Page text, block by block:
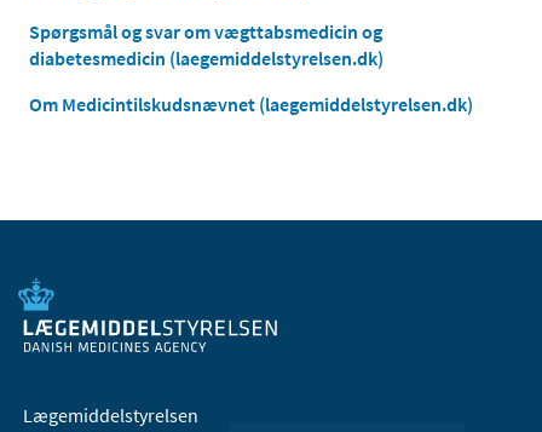
Spørgsmål og svar om vægttabsmedicin og
diabetesmedicin (laegemiddelstyrelsen.dk)
Om Medicintilskudsnævnet (laegemiddelstyrelsen.dk)
Lægemiddelstyrelsen